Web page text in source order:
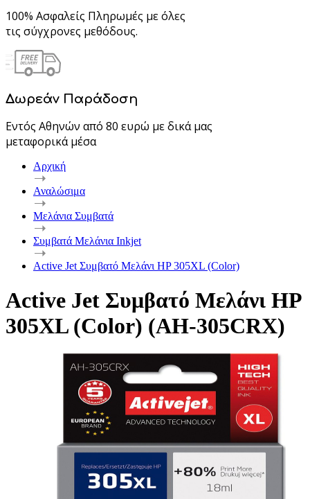
100% Ασφαλείς Πληρωμές με όλες
τις σύγχρονες μεθόδους.
Δωρεάν Παράδοση
Εντός Αθηνών από 80 ευρώ με δικά μας
μεταφορικά μέσα
Αρχική
Αναλώσιμα
Μελάνια Συμβατά
Συμβατά Μελάνια Inkjet
Active Jet Συμβατό Μελάνι HP 305XL (Color)
Active Jet Συμβατό Μελάνι HP
305XL (Color) (AH-305CRX)